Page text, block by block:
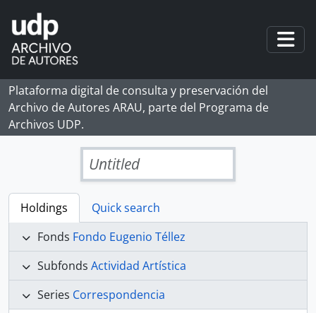
Skip to main content
Plataforma digital de consulta y preservación del
Archivo de Autores ARAU, parte del Programa de
Archivos UDP.
Untitled
Holdings
Quick search
Fonds Fondo Eugenio Téllez
Subfonds Actividad Artística
Series Correspondencia